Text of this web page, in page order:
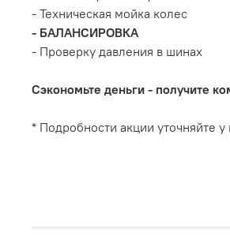
- Техническая мойка колес
- БАЛАНСИРОВКА
- Проверку давления в шинах
Сэкономьте деньги - получите
* Подробности акции уточняйте